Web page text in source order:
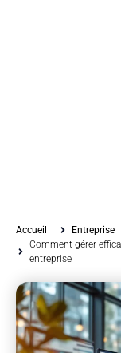
Accueil
Entreprise
Comment gérer
entreprise